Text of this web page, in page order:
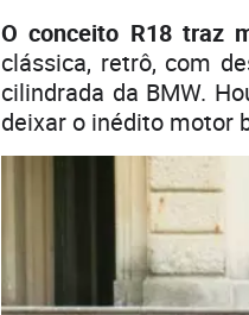
O conceito R18 traz
clássica, retrô, com
cilindrada da BMW.
deixar o inédito motor